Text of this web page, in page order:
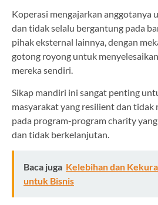
Koperasi mengajarkan anggotanya
dan tidak selalu bergantung pada
pihak eksternal lainnya, dengan
gotong royong untuk
mereka sendiri.
Sikap mandiri ini sangat penting
masyarakat yang resilient dan
pada program-program charity
dan tidak berkelanjutan.
Baca juga Kelebihan dan
untuk Bisnis